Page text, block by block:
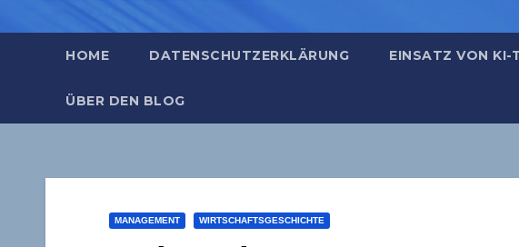
HOME DATENSCHUTZERKLÄRUNG EINSATZ VON KI-
ÜBER DEN BLOG
MANAGEMENT WIRTSCHAFTSGESCHICHTE